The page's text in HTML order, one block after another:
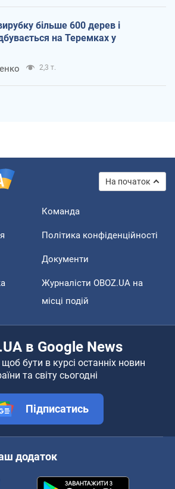
більше 600 дерев і
на Теремках у
2,3 т.
На початок
Команда
Політика конфіденційності
Документи
Журналісти OBOZ.UA на
місці подій
в Google News
бути в курсі останніх новин
та світу сьогодні
Підписатись
додаток